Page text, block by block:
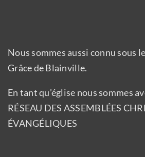
Nous sommes aussi connu sous
Grâce de Blainville.
En tant qu’église nous sommes
RÉSEAU DES ASSEMBLÉES
ÉVANGÉLIQUES